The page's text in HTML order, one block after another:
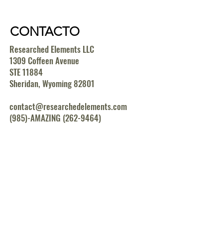
CONTACTO
Researched Elements LLC
1309 Coffeen Avenue
STE 11884
Sheridan, Wyoming 82801
contact@researchedelements.com
(985)-AMAZING (262-9464)